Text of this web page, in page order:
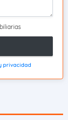
privacidad